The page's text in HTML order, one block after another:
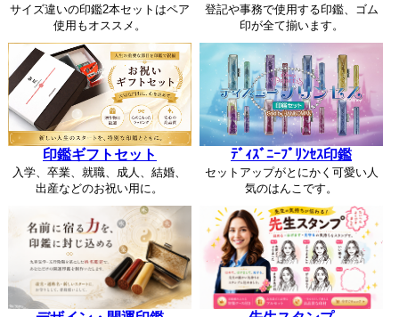
サイズ違いの印鑑2本セットはペア
使用もオススメ。
登記や事務で使用する印鑑、ゴム
印が全て揃います。
印鑑ギフトセット
入学、卒業、就職、成人、結婚、
出産などのお祝い用に。
ﾃﾞｨｽﾞﾆｰﾌﾟﾘﾝｾｽ印鑑
セットアップがとにかく可愛い人
気のはんこです。